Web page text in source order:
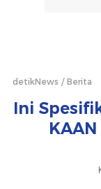
detikNews Berita
Ini